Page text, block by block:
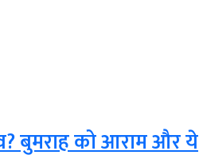
बुमराह को आराम और ये